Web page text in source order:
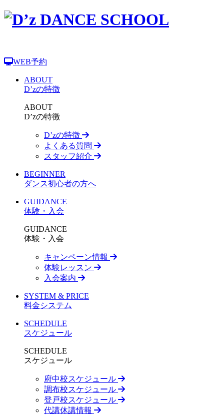
WEB予約
ABOUT
D’zの特徴
ABOUT
D’zの特徴
D’zの特徴
よくある質問
スタッフ紹介
BEGINNER
ダンス初心者の方へ
GUIDANCE
体験・入会
GUIDANCE
体験・入会
キャンペーン情報
体験レッスン
入会案内
SYSTEM & PRICE
料金システム
SCHEDULE
スケジュール
SCHEDULE
スケジュール
府中校スケジュール
調布校スケジュール
登戸校スケジュール
代講休講情報